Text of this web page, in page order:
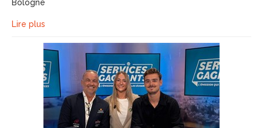
Bologne
Lire plus